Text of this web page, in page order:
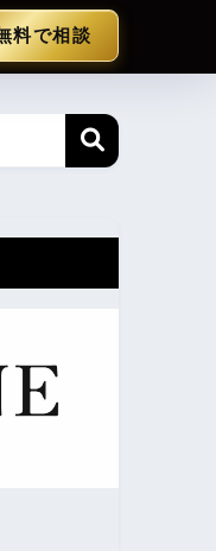
料で相談